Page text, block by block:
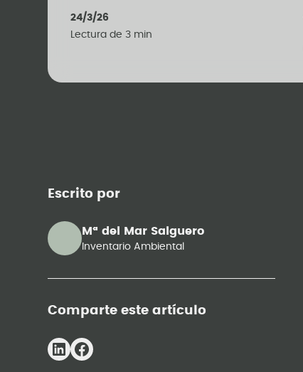
24/3/26
Lectura de 3 min
Escrito por
Mª del Mar Salguero
Inventario Ambiental
Comparte este artículo